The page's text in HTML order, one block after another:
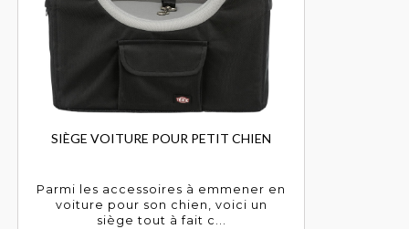
SIÈGE VOITURE POUR PETIT CHIEN
Parmi les accessoires à emmener en
voiture pour son chien, voici un
siège tout à fait c...